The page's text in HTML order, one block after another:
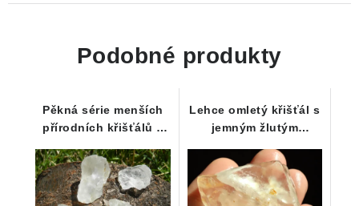
Podobné produkty
Pěkná série menších
přírodních křišťálů s
Vysočiny
Lehce omletý křišťál s
jemným žlutým